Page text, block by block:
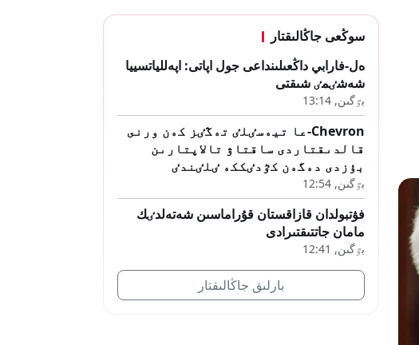
سوڭعى جاڭالىقتار
ەل-فارابي داڭعىلىنداعى جول اپاتى: اپەللياتسييا
شەشٸمٸ شىقتى
بٷگىن, 13:14
Chevron-عا تيەسٸلٸ تەڭٸز كەن ورنى
قالدىقتاردى ساقتاۋ تالاپتارىن
بۇزدى دەگەن كٷدٸككە ٸلٸندٸ
بٷگىن, 12:54
فۋتبولدان قازاقستان قۇراماسىن شەتەلدٸك
مامان جاتتىقتىرادى
بٷگىن, 12:41
بارلىق جاڭالىقتار